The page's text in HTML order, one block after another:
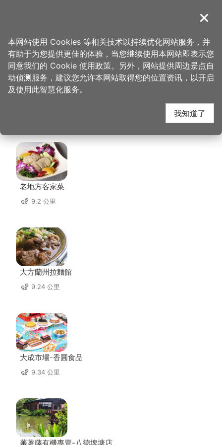
導覽
首页 > 想去的地方 > 住宿 > 新舍商旅-中坜馆
新舍商旅-中坜馆 周边
店家
老地方客家菜
9.2 公里
大方蘭州拉麵館
9.24 公里
大成市場-香圓食品
9.34 公里
蕃薯藤有機專賣-八德埤塘店
关闭
本网站使用 Cookies 等相关技术以持续优化网站服务，并
有助于为您提供更佳的体验，当您继续使用本网站即表示您
同意我们的 Cookie 使用政策。另外，网站提供周边景点自
动侦测服务，建议您允许本网站取得您的位置资讯，以开启
及使用此智慧化服务。
我知道了